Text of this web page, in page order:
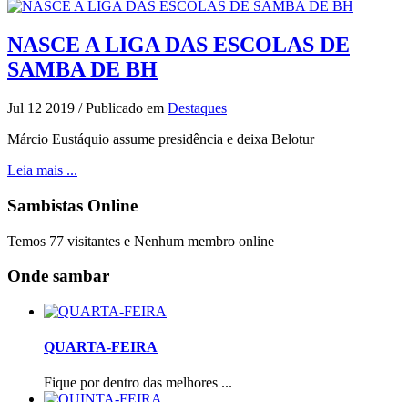
NASCE A LIGA DAS ESCOLAS DE
SAMBA DE BH
Jul 12 2019 /Publicado em Destaques
Márcio Eustáquio assume presidência e deixa Belotur
Leia mais ...
Sambistas Online
Temos 77 visitantes e Nenhum membro online
Onde sambar
QUARTA-FEIRA
Fique por dentro das melhores ...